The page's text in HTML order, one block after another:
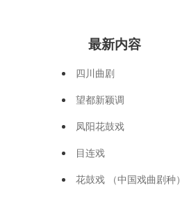
最新内容
四川曲剧
望都新颖调
凤阳花鼓戏
目连戏
花鼓戏 （中国戏曲剧种）